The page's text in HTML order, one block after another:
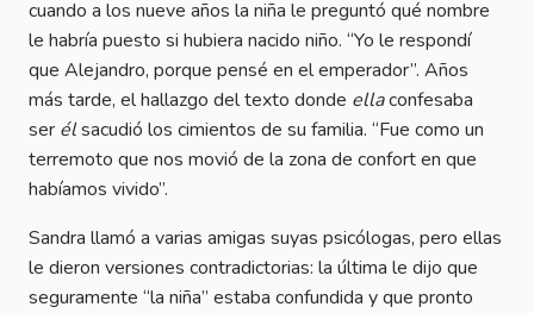
cuando a los nueve años la niña le preguntó qué nombre
le habría puesto si hubiera nacido niño. “Yo le respondí
que Alejandro, porque pensé en el emperador”. Años
más tarde, el hallazgo del texto donde ellaconfesaba
ser élsacudió los cimientos de su familia. “Fue como un
terremoto que nos movió de la zona de confort en que
habíamos vivido”.
Sandra llamó a varias amigas suyas psicólogas, pero ellas
le dieron versiones contradictorias: la última le dijo que
seguramente “la niña” estaba confundida y que pronto